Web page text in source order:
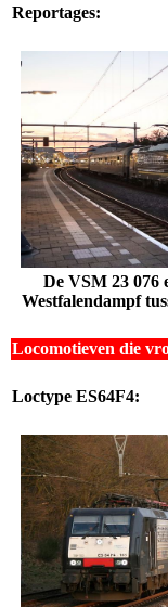
Reportages:
De VSM 23 076
Westfalendampf
Locomotieven die
Loctype ES64F4: